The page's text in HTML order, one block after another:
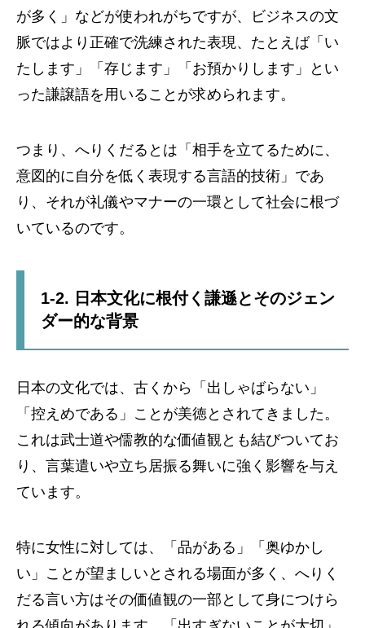
が多く」などが使われがちですが、ビジネスの文
脈ではより正確で洗練された表現、たとえば「い
たします」「存じます」「お預かりします」とい
った謙譲語を用いることが求められます。
つまり、へりくだるとは「相手を立てるために、
意図的に自分を低く表現する言語的技術」であ
り、それが礼儀やマナーの一環として社会に根づ
いているのです。
1-2. 日本文化に根付く謙遜とそのジェン
ダー的な背景
日本の文化では、古くから「出しゃばらない」
「控えめである」ことが美徳とされてきました。
これは武士道や儒教的な価値観とも結びついてお
り、言葉遣いや立ち居振る舞いに強く影響を与え
ています。
特に女性に対しては、「品がある」「奥ゆかし
い」ことが望ましいとされる場面が多く、へりく
だる言い方はその価値観の一部として身につけら